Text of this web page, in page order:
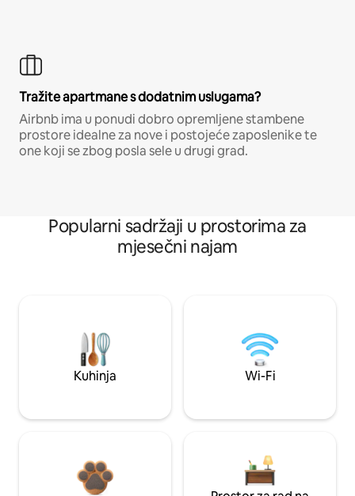
Tražite apartmane s dodatnim uslugama?
Airbnb ima u ponudi dobro opremljene stambene
prostore idealne za nove i postojeće zaposlenike te
one koji se zbog posla sele u drugi grad.
Popularni sadržaji u prostorima za
mjesečni najam
Kuhinja Wi-Fi